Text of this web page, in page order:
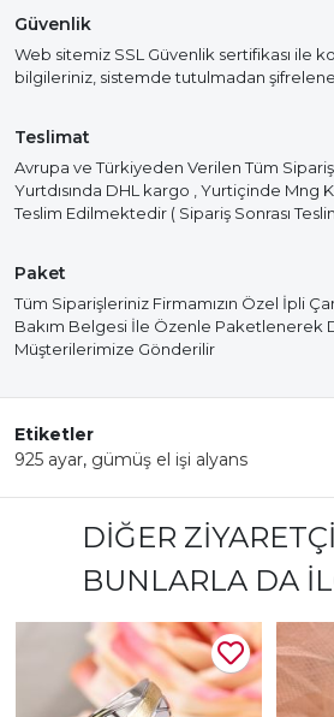
Güvenlik
Web sitemiz SSL Güvenlik sertifikası ile
bilgileriniz, sistemde tutulmadan
Teslimat
Avrupa ve Türkiyeden Verilen Tüm
Yurtdısında DHL kargo , Yurtiçinde Mng
Teslim Edilmektedir ( Sipariş Sonrası
Paket
Tüm Siparişleriniz Firmamızın Özel İpli
Bakım Belgesi İle Özenle Paketlenerek
Müşterilerimize Gönderilir
Etiketler
925 ayar, gümüş el işi alyans
DIĞER
BUNLARLA DA